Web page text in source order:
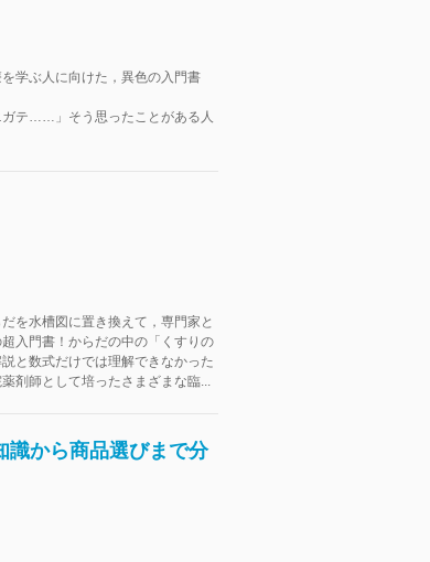
学ぶ人に向けた，異色の入門書
ガテ……」そう思ったことがある人
を水槽図に置き換えて，専門家と
入門書！からだの中の「くすりの
と数式だけでは理解できなかった
剤師として培ったさまざまな臨...
から商品選びまで分